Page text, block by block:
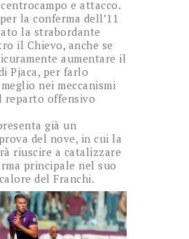
e attacco.
la conferma dell’11
la strabordante
il Chievo, anche se
aumentare il
Pjaca, per farlo
nei meccanismi
reparto offensivo
già un
del nove, in cui la
riuscire a catalizzare
principale nel suo
del Franchi.